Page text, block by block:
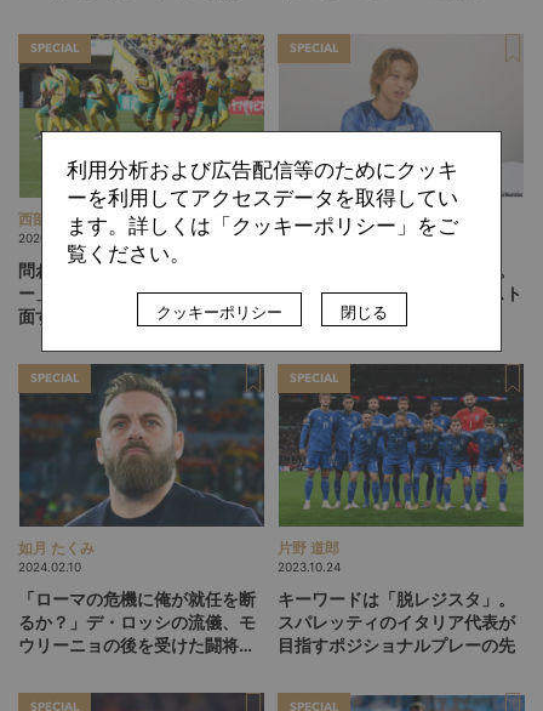
SPECIAL
西部 謙司
2026.08.03
問われる「自分たちのサッカ
ー」。J1に挑むジェフ千葉が直
面する試練
SPECIAL
難波 拓未
2026.08.03
「一番いいルートが見える」。
岡山・西川潤が語る、“アシスト
の1つ前”を生む思考法
SPECIAL
如月 たくみ
2024.02.10
「ローマの危機に俺が就任を断
るか？」デ・ロッシの流儀、モ
ウリーニョの後を受けた闘将
SPECIAL
片野 道郎
2023.10.24
キーワードは「脱レジスタ」。
スパレッティのイタリア代表が
目指すポジショナルプレーの先
SPECIAL SPECIAL
利用分析および広告配信等のためにクッキ
ーを利用してアクセスデータを取得してい
ます。詳しくは「クッキーポリシー」をご
覧ください。
クッキーポリシー 閉じる